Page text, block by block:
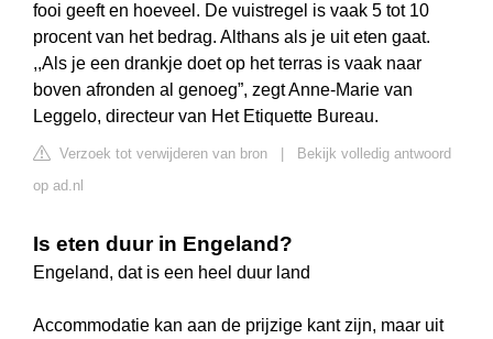
fooi geeft en hoeveel. De vuistregel is vaak 5 tot 10
procent van het bedrag. Althans als je uit eten gaat.
,,Als je een drankje doet op het terras is vaak naar
boven afronden al genoeg”, zegt Anne-Marie van
Leggelo, directeur van Het Etiquette Bureau.
Verzoek tot verwijderen van bron
Bekijk volledig antwoord
op ad.nl
Is eten duur in Engeland?
Engeland, dat is een heel duur land
Accommodatie kan aan de prijzige kant zijn, maar uit